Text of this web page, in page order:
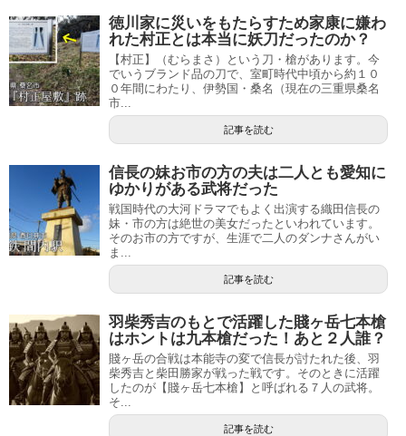
徳川家に災いをもたらすため家康に嫌わ
れた村正とは本当に妖刀だったのか？
【村正】（むらまさ）という刀・槍があります。今
でいうブランド品の刀で、室町時代中頃から約１０
０年間にわたり、伊勢国・桑名（現在の三重県桑名
市...
記事を読む
信長の妹お市の方の夫は二人とも愛知に
ゆかりがある武将だった
戦国時代の大河ドラマでもよく出演する織田信長の
妹・市の方は絶世の美女だったといわれています。
そのお市の方ですが、生涯で二人のダンナさんがい
ま...
記事を読む
羽柴秀吉のもとで活躍した賤ヶ岳七本槍
はホントは九本槍だった！あと２人誰？
賤ヶ岳の合戦は本能寺の変で信長が討たれた後、羽
柴秀吉と柴田勝家が戦った戦です。そのときに活躍
したのが【賤ヶ岳七本槍】と呼ばれる７人の武将。
そ...
記事を読む